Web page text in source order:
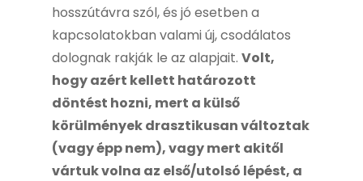
hosszútávra szól, és jó esetben a
kapcsolatokban valami új, csodálatos
dolognak rakják le az alapjait. Volt,
hogy azért kellett határozott
döntést hozni, mert a külső
körülmények drasztikusan változtak
(vagy épp nem), vagy mert akitől
vártuk volna az első/utolsó lépést, a